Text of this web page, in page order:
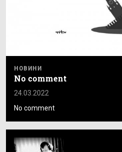
НОВИНИ
No comment
24.03.2022
No comment